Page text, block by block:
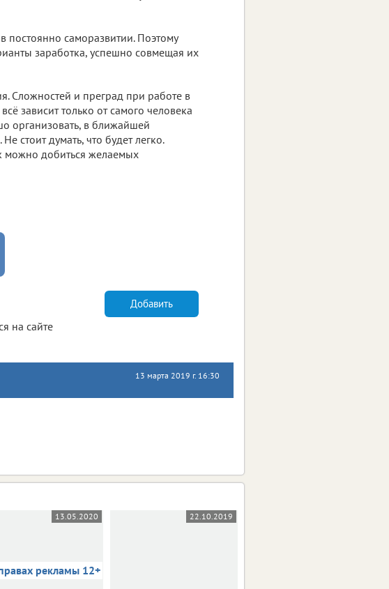
саморазвитии. Поэтому
заработка, успешно совмещая их
Сложностей и преград при работе в
зависит только от самого человека
организовать, в ближайшей
стоит думать, что будет легко.
можно добиться желаемых
на сайте
Добавить
13 марта 2019 г. 16:30
13.05.2020
рекламы 12+
22.10.2019